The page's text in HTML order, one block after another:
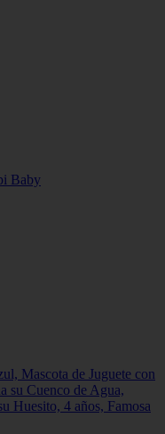
Baby
Mascota de Juguete con
su Cuenco de Agua,
Huesito, 4 años, Famosa